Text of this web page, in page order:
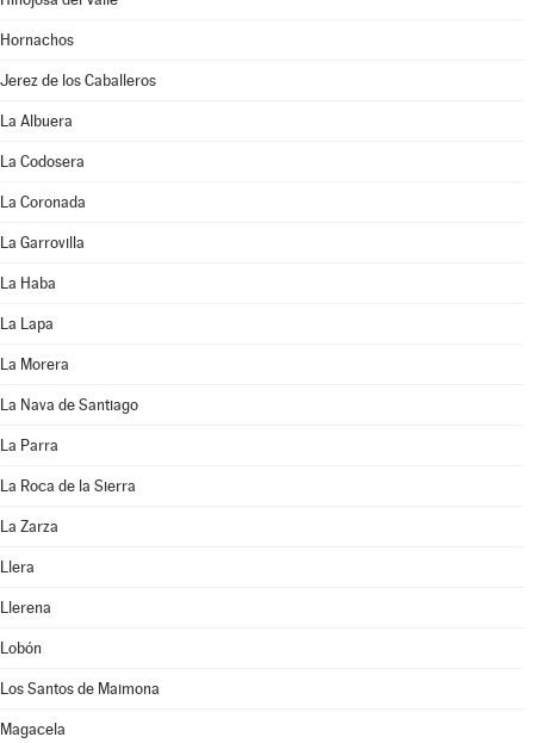
Hornachos
Jerez de los Caballeros
La Albuera
La Codosera
La Coronada
La Garrovilla
La Haba
La Lapa
La Morera
La Nava de Santiago
La Parra
La Roca de la Sierra
La Zarza
Llera
Llerena
Lobón
Los Santos de Maimona
Magacela